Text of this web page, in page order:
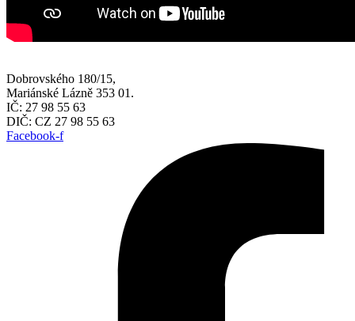
Dobrovského 180/15,
Mariánské Lázně 353 01.
IČ: 27 98 55 63
DIČ: CZ 27 98 55 63
Facebook-f